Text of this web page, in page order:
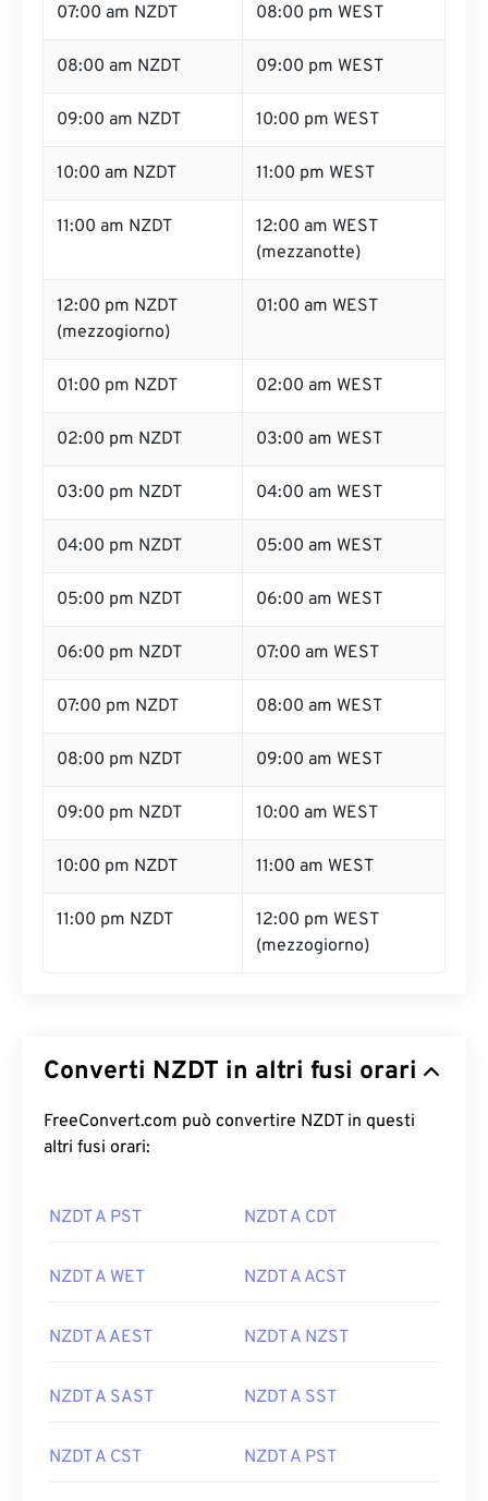
07:00 am NZDT 08:00 pm WEST
08:00 am NZDT 09:00 pm WEST
09:00 am NZDT 10:00 pm WEST
10:00 am NZDT 11:00 pm WEST
11:00 am NZDT
12:00 am WEST
(mezzanotte)
12:00 pm NZDT
(mezzogiorno)
01:00 am WEST
01:00 pm NZDT 02:00 am WEST
02:00 pm NZDT 03:00 am WEST
03:00 pm NZDT 04:00 am WEST
04:00 pm NZDT 05:00 am WEST
05:00 pm NZDT 06:00 am WEST
06:00 pm NZDT 07:00 am WEST
07:00 pm NZDT 08:00 am WEST
08:00 pm NZDT 09:00 am WEST
09:00 pm NZDT 10:00 am WEST
10:00 pm NZDT 11:00 am WEST
11:00 pm NZDT
12:00 pm WEST
(mezzogiorno)
Converti NZDT in altri fusi orari
FreeConvert.com può convertire NZDT in questi
altri fusi orari:
NZDT A PST NZDT A CDT
NZDT A WET NZDT A ACST
NZDT A AEST NZDT A NZST
NZDT A SAST NZDT A SST
NZDT A CST NZDT A PST